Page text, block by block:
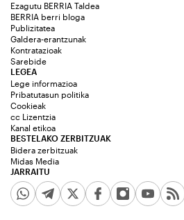
Ezagutu BERRIA Taldea
BERRIA berri bloga
Publizitatea
Galdera-erantzunak
Kontratazioak
Sarebide
JARRAITU
LEGEA
Lege informazioa
Pribatutasun politika
Cookieak
cc Lizentzia
Kanal etikoa
BESTELAKO ZERBITZUAK
Bidera zerbitzuak
Midas Media